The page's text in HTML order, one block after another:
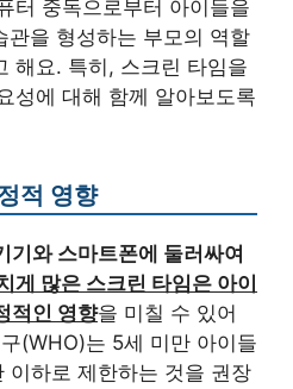
터 중독으로부터 아이들을
관을 형성하는 부모의 역할
해요. 특히, 스크린 타임을
성에 대해 함께 알아보도록
적 영향
기와 스마트폰에 둘러싸여
게 많은 스크린 타임은 아이
적인 영향을 미칠 수 있어
(WHO)는 5세 미만 아이들
이하로 제한하는 것을 권장